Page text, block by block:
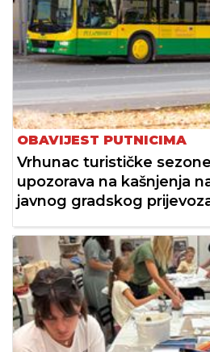
OBAVIJEST PUTNICIMA
Vrhunac turističke
upozorava na kašnjenja
javnog gradskog